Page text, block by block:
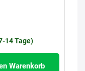
14 Tage)
Warenkorb